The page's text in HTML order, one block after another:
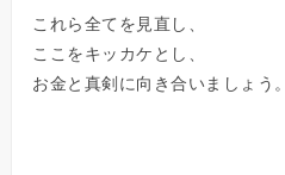
これら全てを見直し、
ここをキッカケとし、
お金と真剣に向き合いましょう。